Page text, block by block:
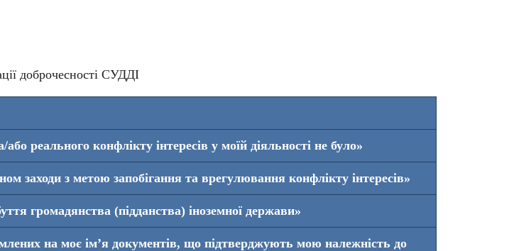
доброчесності СУДДІ
реального конфлікту інтересів у моїй діяльності не було»
з метою запобігання та врегулювання конфлікту інтересів»
громадянства (підданства) іноземної держави»
на моє ім’я документів, що підтверджують мою належність до